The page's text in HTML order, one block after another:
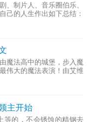
、制片人、音乐圈伯乐、
己的人生作出如下总结：
魔法高中的城堡，步入魔
伟大的魔法表演！由艾维
主开始
等的，不会锈蚀的精钢去